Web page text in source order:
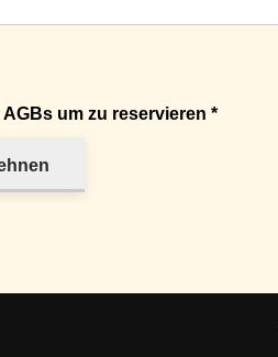
um zu reservieren *